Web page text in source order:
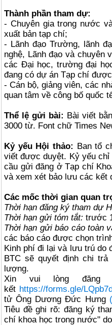
Thành phần tham dự:
- Chuyên gia trong nước
xuất bản tạp chí;
- Lãnh đạo Trường, lãnh
nghệ, Lãnh đạo và chuyên
các Đại học, trường đại
đang có dự án Tạp chí
- Cán bộ, giảng viên, các
quan tâm về công bố quốc
Thể lệ gửi bài: Bài viết
3000 từ. Font chữ Times
Kỷ yếu Hội thảo: Ban tổ
viết được duyệt. Kỷ yếu chỉ
cầu gửi đăng ở Tạp chí
và xem xét bảo lưu các kết
Các mốc thời gian quan
Thời hạn đăng ký tham dự
Thời hạn gửi tóm tắt: trước
Thời hạn gửi báo cáo toàn
các báo cáo được chọn
Kinh phí đi lại và lưu trú do
BTC sẽ quyết định chi
lượng.
Xin vui lòng
kết https://forms.gle/
tử Ông Dương Đức Hưng
Tiêu đề ghi rõ: đăng ký
chí khoa học trong nước"